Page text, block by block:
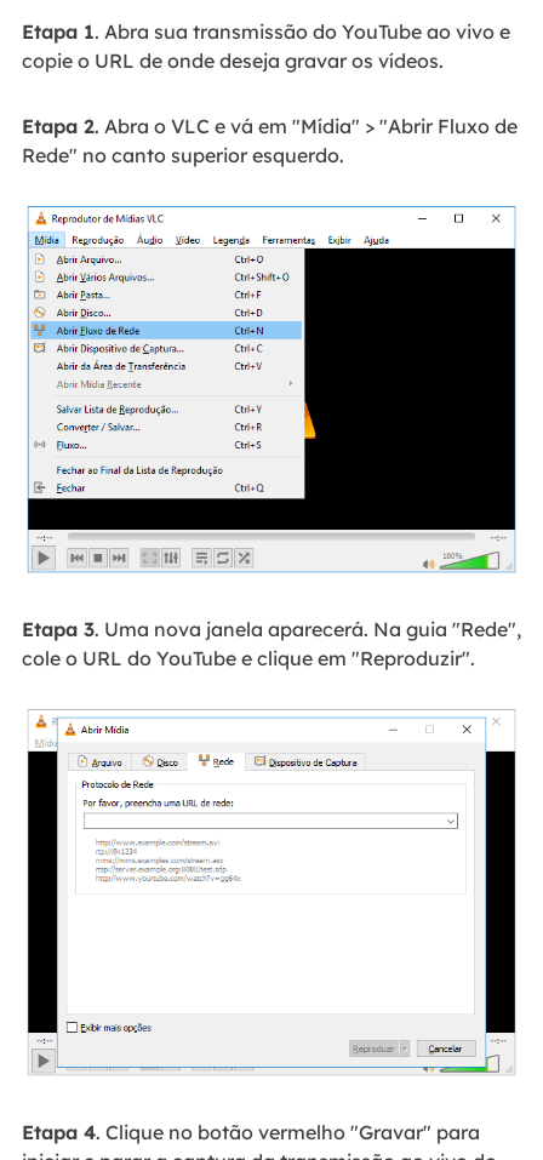
Etapa 1. Abra sua transmissão do YouTube ao vivo e
copie o URL de onde deseja gravar os vídeos.
Etapa 2. Abra o VLC e vá em "Mídia" > "Abrir Fluxo de
Rede" no canto superior esquerdo.
Etapa 3. Uma nova janela aparecerá. Na guia "Rede",
cole o URL do YouTube e clique em "Reproduzir".
Etapa 4. Clique no botão vermelho "Gravar" para